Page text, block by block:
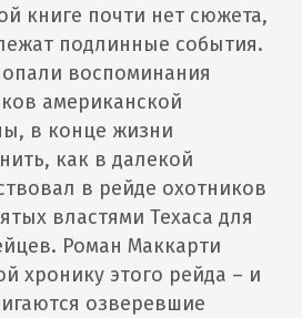
книге почти нет сюжета,
подлинные события.
воспоминания
американской
в конце жизни
как в далекой
в рейде охотников
властями Техаса для
Роман Маккарти
хронику этого рейда – и
озверевшие